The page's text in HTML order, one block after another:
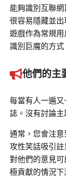
能夠識別互聯
很容易隱藏並
遊戲作為常規
識別巨魔的方式
他們的主
每當有人一遍
誌。沒有討論
通常，您會注
攻性笑話吸引
對他們的意見
極貢獻的情況下